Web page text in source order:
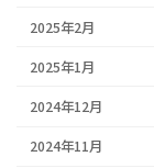
2025年2月
2025年1月
2024年12月
2024年11月